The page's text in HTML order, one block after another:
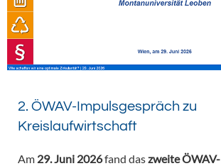
2. ÖWAV-Impulsgespräch zu
Kreislaufwirtschaft
Am 29. Juni 2026fand daszweite ÖWAV-